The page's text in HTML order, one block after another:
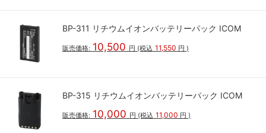
BP-311 リチウムイオンバッテリーパック ICOM
販売価格: 10,500 円 (税込 11,550 円 )
BP-315 リチウムイオンバッテリーパック ICOM
販売価格: 10,000 円 (税込 11,000 円 )